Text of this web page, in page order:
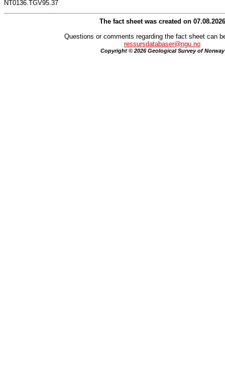
NT0136.TGV95.37
The fact sheet was created on 07.08.2026
Questions or comments regarding the fact sheet can
ressursdatabaser@ngu.no
Copyright © 2026 Geological Survey of Norway